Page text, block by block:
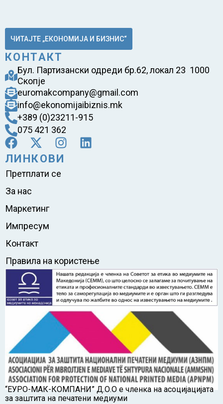
ЧИТАЈТЕ „ЕКОНОМИЈА И БИЗНИС“
КОНТАКТ
Бул. Партизански одреди бр.62, локал 23 1000
Скопје
euromakcompany@gmail.com
info@ekonomijaibiznis.mk
+389 (0)23211-915
075 421 362
ЛИНКОВИ
Претплати се
За нас
Маркетинг
Импресум
Контакт
Правила на користење
“ЕУРО-МАК-КОМПАНИ” Д.О.О е членка на асоцијацијата
за заштита на печатени медиуми